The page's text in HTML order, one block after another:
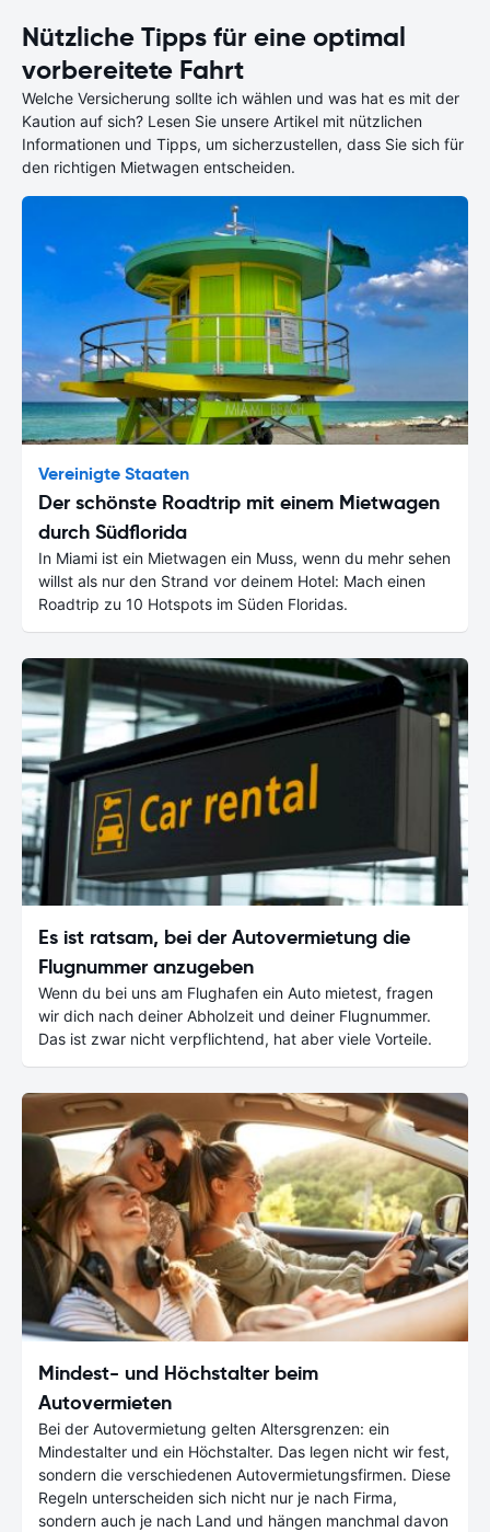
Nützliche Tipps für eine optimal
vorbereitete Fahrt
Welche Versicherung sollte ich wählen und was hat es mit der
Kaution auf sich? Lesen Sie unsere Artikel mit nützlichen
Informationen und Tipps, um sicherzustellen, dass Sie sich für
den richtigen Mietwagen entscheiden.
Vereinigte Staaten
Der schönste Roadtrip mit einem Mietwagen
durch Südflorida
In Miami ist ein Mietwagen ein Muss, wenn du mehr sehen
willst als nur den Strand vor deinem Hotel: Mach einen
Roadtrip zu 10 Hotspots im Süden Floridas.
Es ist ratsam, bei der Autovermietung die
Flugnummer anzugeben
Wenn du bei uns am Flughafen ein Auto mietest, fragen
wir dich nach deiner Abholzeit und deiner Flugnummer.
Das ist zwar nicht verpflichtend, hat aber viele Vorteile.
Mindest- und Höchstalter beim
Autovermieten
Bei der Autovermietung gelten Altersgrenzen: ein
Mindestalter und ein Höchstalter. Das legen nicht wir fest,
sondern die verschiedenen Autovermietungsfirmen. Diese
Regeln unterscheiden sich nicht nur je nach Firma,
sondern auch je nach Land und hängen manchmal davon